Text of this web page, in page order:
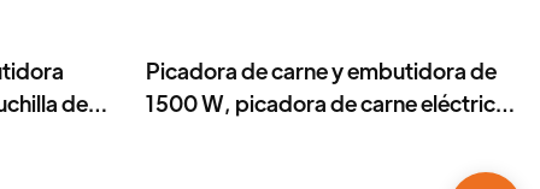
de
Picadora de carne y embutidora de
1500 W, picadora de carne eléctrica,